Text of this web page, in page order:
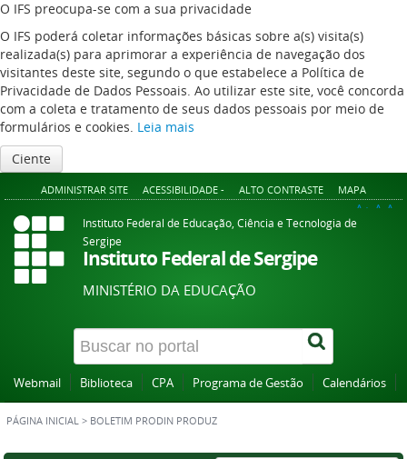
O IFS preocupa-se com a sua privacidade
O IFS poderá coletar informações básicas sobre a(s) visita(s)
realizada(s) para aprimorar a experiência de navegação dos
visitantes deste site, segundo o que estabelece a Política de
Privacidade de Dados Pessoais. Ao utilizar este site, você concorda
com a coleta e tratamento de seus dados pessoais por meio de
formulários e cookies. Leia mais
Ciente
ADMINISTRAR SITE ACESSIBILIDADE - ALTO CONTRASTE MAPA
A+ A A-
Instituto Federal de Educação, Ciência e Tecnologia de
Sergipe
Instituto Federal de Sergipe
MINISTÉRIO DA EDUCAÇÃO
Webmail Biblioteca CPA Programa de Gestão Calendários
PÁGINA INICIAL > BOLETIM PRODIN PRODUZ